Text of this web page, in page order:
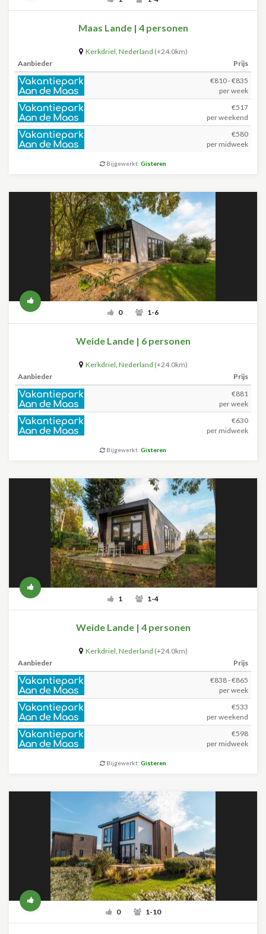
Maas Lande | 4 personen
Kerkdriel, Nederland (+24.0km)
Aanbieder
Prijs
€810 - €835
per week
€517
per weekend
€580
per midweek
Bijgewerkt: Gisteren
0 1-6
Weide Lande | 6 personen
Kerkdriel, Nederland (+24.0km)
Aanbieder
Prijs
€881
per week
€630
per midweek
Bijgewerkt: Gisteren
1 1-4
Weide Lande | 4 personen
Kerkdriel, Nederland (+24.0km)
Aanbieder
Prijs
€838 - €865
per week
€533
per weekend
€598
per midweek
Bijgewerkt: Gisteren
0 1-10